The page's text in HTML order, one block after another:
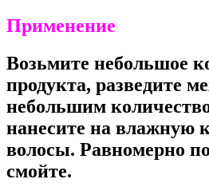
Применение
Возьмите небольшое
продукта, разведите
небольшим
нанесите на влажную
волосы. Равномерно
смойте.